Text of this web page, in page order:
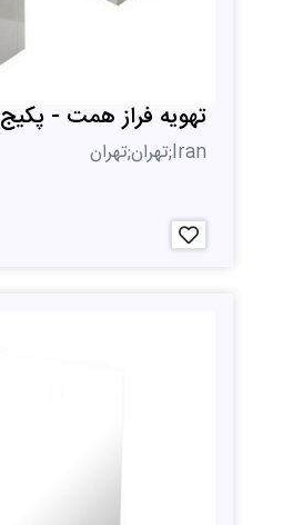
تهویه فراز همت - پکیج
Iran;تهران;تهران